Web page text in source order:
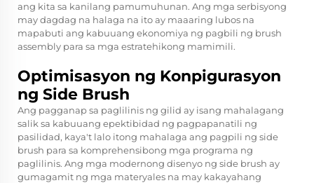
ang kita sa kanilang pamumuhunan. Ang mga serbisyong
may dagdag na halaga na ito ay maaaring lubos na
mapabuti ang kabuuang ekonomiya ng pagbili ng brush
assembly para sa mga estratehikong mamimili.
Optimisasyon ng Konpigurasyon
ng Side Brush
Ang pagganap sa paglilinis ng gilid ay isang mahalagang
salik sa kabuuang epektibidad ng pagpapanatili ng
pasilidad, kaya't lalo itong mahalaga ang pagpili ng side
brush para sa komprehensibong mga programa ng
paglilinis. Ang mga modernong disenyo ng side brush ay
gumagamit ng mga materyales na may kakayahang